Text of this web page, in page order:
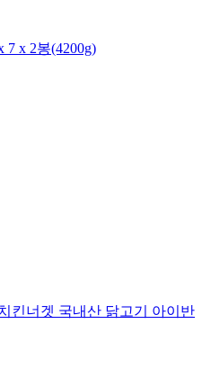
7 x 2봉(4200g)
킨너겟 국내산 닭고기 아이반